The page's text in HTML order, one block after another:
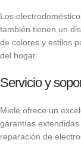
Los
también tienen un
de colores y estilos
del hogar.
Servicio y
Miele ofrece un
garantías
reparación de